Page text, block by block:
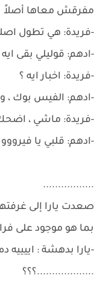
مفرقش معاها أصلاً
-فريدة: هي تطول
-ادهم: قوليلي بقى ايه
-فريدة: اخبار ايه ؟
-ادهم: الفيس بوك ،
-فريدة: ماشي ،
-ادهم: قلبي يا فيرووو
.................
صعدت يارا إلى
بما هو موجود على
-يارا بدهشة : اييييه
...................؟؟؟